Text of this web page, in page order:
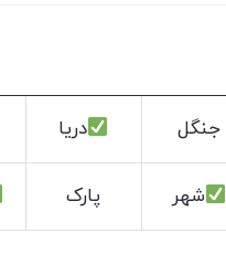
جنگل دریا
شهر پارک